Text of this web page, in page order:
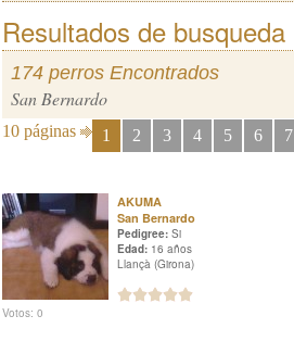
Resultados de busqueda
174 perros Encontrados
San Bernardo
10 páginas 1 2 3 4 5 6 7
AKUMA
San Bernardo
Pedigree: Si
Edad: 16 años
Llançà (Girona)
Votos: 0